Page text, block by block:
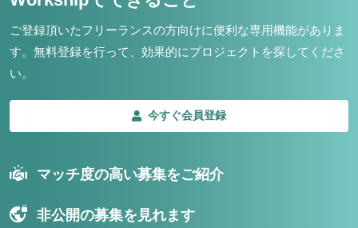
ご登録頂いたフリーランスの方向けに便利な専用機能がありま
す。 無料登録を行って、効果的にプロジェクトを探してくださ
い。
今すぐ会員登録
マッチ度の高い募集をご紹介
非公開の募集を見れます